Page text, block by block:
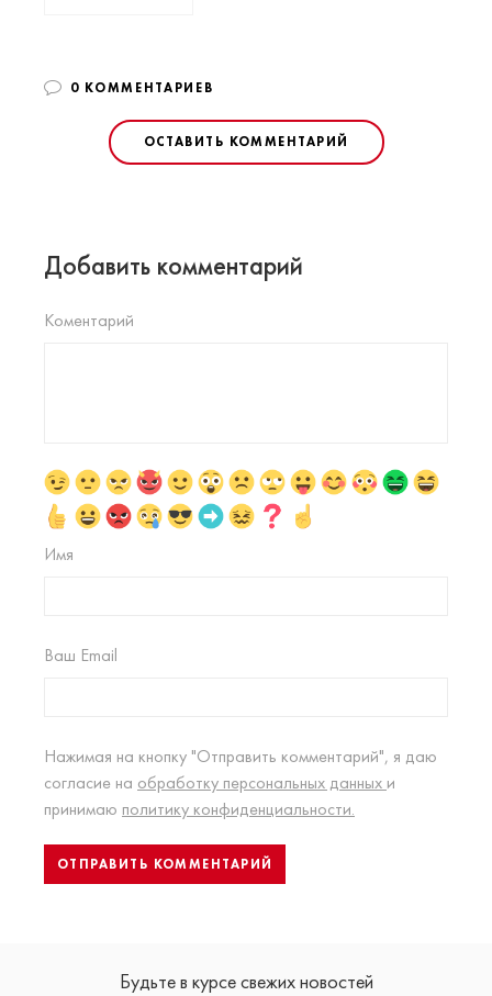
0 КОММЕНТАРИЕВ
ОСТАВИТЬ КОММЕНТАРИЙ
Добавить комментарий
Коментарий
Имя
Ваш Email
Нажимая на кнопку "Отправить комментарий", я даю
согласие на обработку персональных данных и
принимаю политику конфиденциальности.
Будьте в курсе свежих новостей